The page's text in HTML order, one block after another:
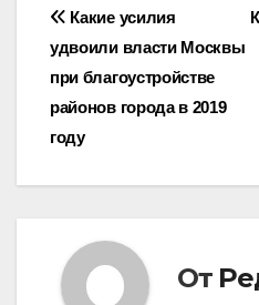
Навигация
по
записям
Какие усилия
удвоили власти Москвы
при благоустройстве
районов города в 2019
году
От